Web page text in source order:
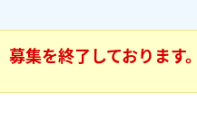
集を終了しております。